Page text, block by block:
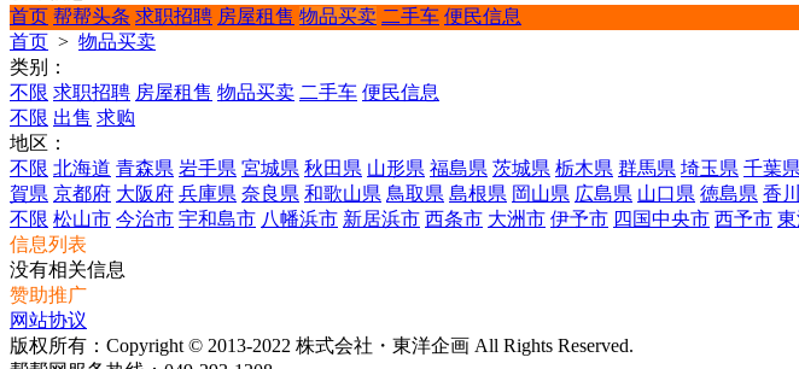
首页 帮帮头条 求职招聘 房屋租售 物品买卖 二手车 便民信息
首页 > 物品买卖
类别：
不限 求职招聘 房屋租售 物品买卖 二手车 便民信息
不限 出售 求购
地区：
不限 北海道 青森県 岩手県 宮城県 秋田県 山形県 福島県 茨城県 栃木県 群馬県 埼玉県 千葉県
賀県 京都府 大阪府 兵庫県 奈良県 和歌山県 鳥取県 島根県 岡山県 広島県 山口県 徳島県 香
不限 松山市 今治市 宇和島市 八幡浜市 新居浜市 西条市 大洲市 伊予市 四国中央市 西予市
信息列表
没有相关信息
赞助推广
网站协议
版权所有：Copyright © 2013-2022 株式会社・東洋企画 All Rights Reserved.